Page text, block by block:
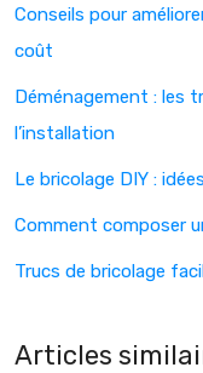
Conseils pour
coût
Déménagement : les
l’installation
Le bricolage DIY :
Comment composer
Trucs de bricolage
Articles